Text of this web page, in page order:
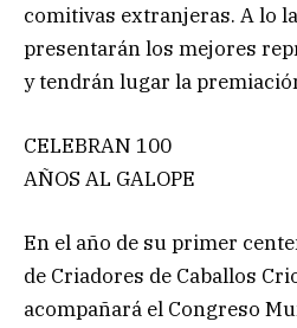
comitivas extranjeras. A lo
presentarán los mejores
y tendrán lugar la
CELEBRAN 100
AÑOS AL GALOPE
En el año de su primer
de Criadores de Caballos
acompañará el Congreso